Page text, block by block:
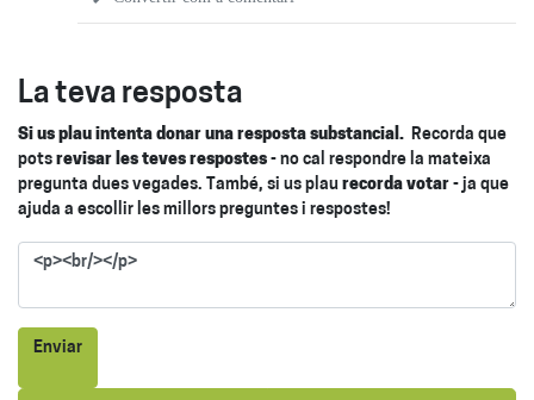
La teva resposta
Si us plau intenta donar una resposta substancial. Recorda que
pots revisar les teves respostes - no cal respondre la mateixa
pregunta dues vegades. També, si us plau recorda votar - ja que
ajuda a escollir les millors preguntes i respostes!
Enviar